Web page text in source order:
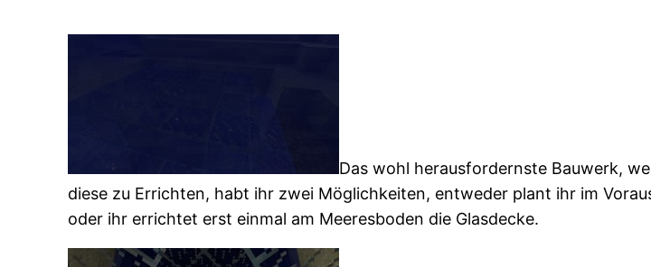
Das wohl herausfordernste Bauwerk,
diese zu Errichten, habt ihr zwei Möglichkeiten, entweder plant ihr im
oder ihr errichtet erst einmal am Meeresboden die Glasdecke.